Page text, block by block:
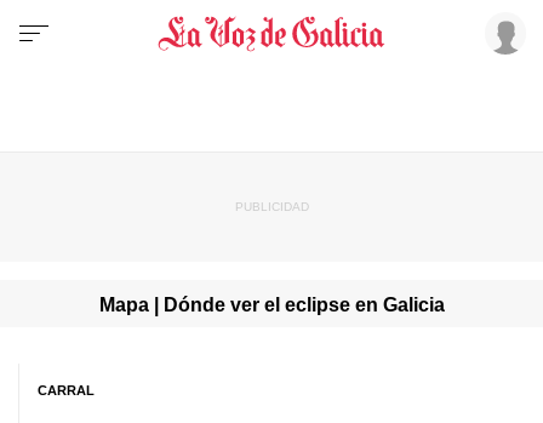
Mapa | Dónde ver el eclipse en Galicia
CARRAL